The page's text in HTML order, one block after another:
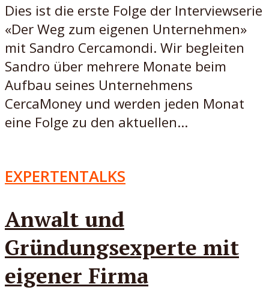
Dies ist die erste Folge der Interviewserie
«Der Weg zum eigenen Unternehmen»
mit Sandro Cercamondi. Wir begleiten
Sandro über mehrere Monate beim
Aufbau seines Unternehmens
CercaMoney und werden jeden Monat
eine Folge zu den aktuellen...
EXPERTENTALKS
Anwalt und
Gründungsexperte mit
eigener Firma